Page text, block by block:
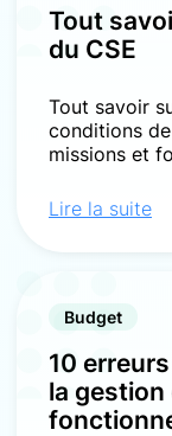
Tout
du CSE
Tout savoir
conditions
missions et
Lire la suite
Budget
10
la